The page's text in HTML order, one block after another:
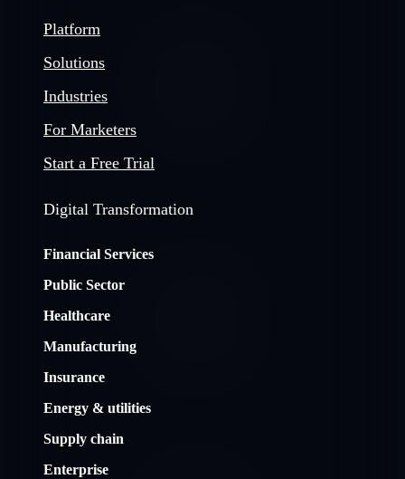
Platform
Solutions
Industries
For Marketers
Start a Free Trial
Digital Transformation
Financial Services
Public Sector
Healthcare
Manufacturing
Insurance
Energy & utilities
Supply chain
Enterprise